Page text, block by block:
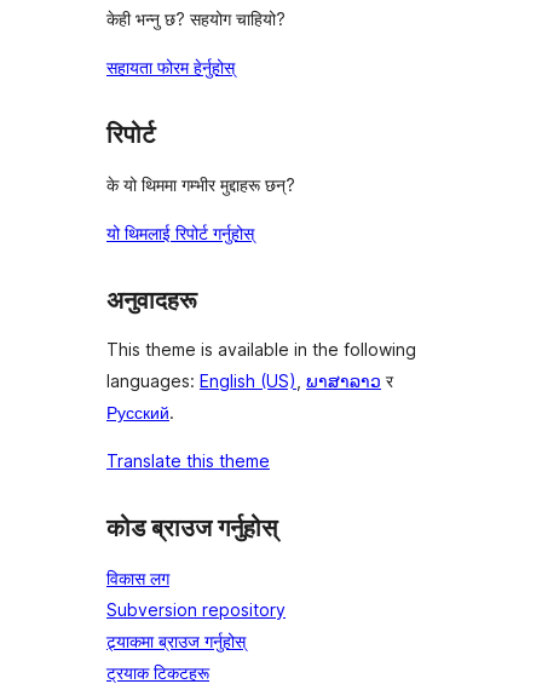
केही भन्नु छ? सहयोग चाहियो?
सहायता फोरम हेर्नुहोस्
रिपोर्ट
के यो थिममा गम्भीर मुद्दाहरू छन्?
यो थिमलाई रिपोर्ट गर्नुहोस्
अनुवादहरू
This theme is available in the following
languages: English (US), ພາສາລາວ र
Русский.
Translate this theme
कोड ब्राउज गर्नुहोस्
विकास लग
Subversion repository
ट्र्याकमा ब्राउज गर्नुहोस्
ट्रयाक टिकटहरू